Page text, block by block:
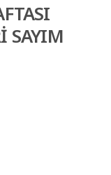
SAYIM